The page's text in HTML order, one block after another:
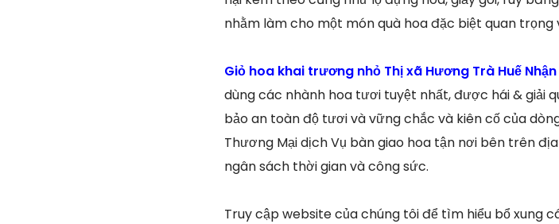
nhằm làm cho một món quà hoa đặc biệt quan trọng
Giỏ hoa khai trương nhỏ Thị xã Hương Trà Huế
dùng các nhành hoa tươi tuyệt nhất, được hái & giải
bảo an toàn độ tươi và vững chắc và kiên cố của
Thương Mại dịch Vụ bàn giao hoa tận nơi bên trên
ngân sách thời gian và công sức.
Truy cập website của chúng tôi để tìm hiểu bổ xung